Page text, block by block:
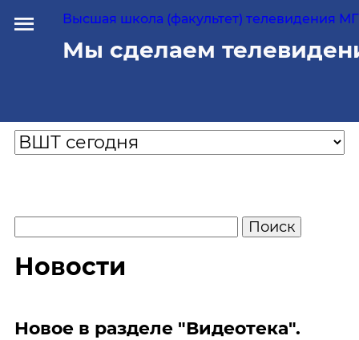
Высшая школа (факультет) телевидения
Мы сделаем
Новости
Новое в разделе "Видеотека".